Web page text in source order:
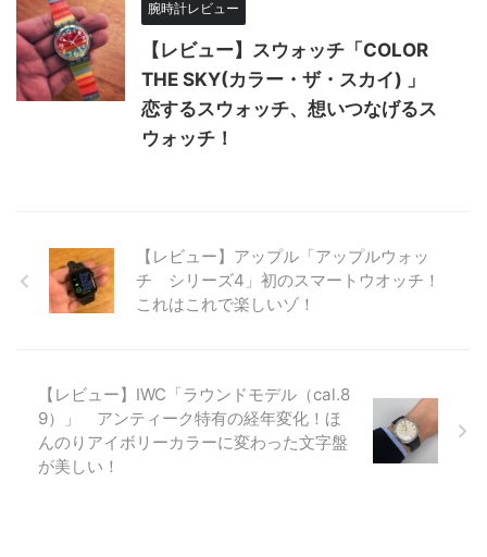
腕時計レビュー
【レビュー】スウォッチ「COLOR
THE SKY(カラー・ザ・スカイ) 」
恋するスウォッチ、想いつなげるス
ウォッチ！
【レビュー】アップル「アップルウォッ
チ シリーズ4」初のスマートウオッチ！
これはこれで楽しいゾ！
【レビュー】IWC「ラウンドモデル（cal.8
9）」 アンティーク特有の経年変化！ほ
んのりアイボリーカラーに変わった文字盤
が美しい！